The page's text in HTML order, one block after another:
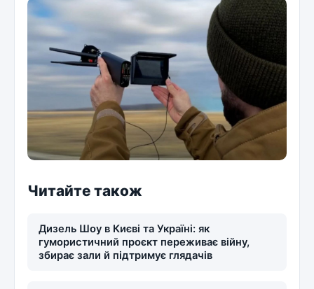
Читайте також
Дизель Шоу в Києві та Україні: як
гумористичний проєкт переживає війну,
збирає зали й підтримує глядачів